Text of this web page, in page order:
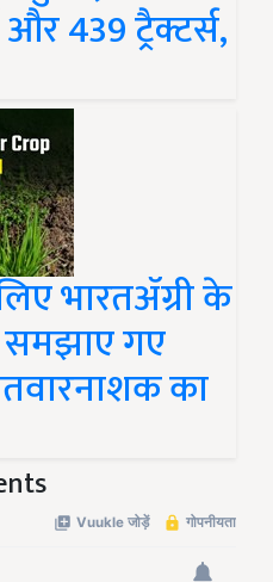
439 ट्रैक्टर्स,
भारतॲग्री के
समझाए गए
का